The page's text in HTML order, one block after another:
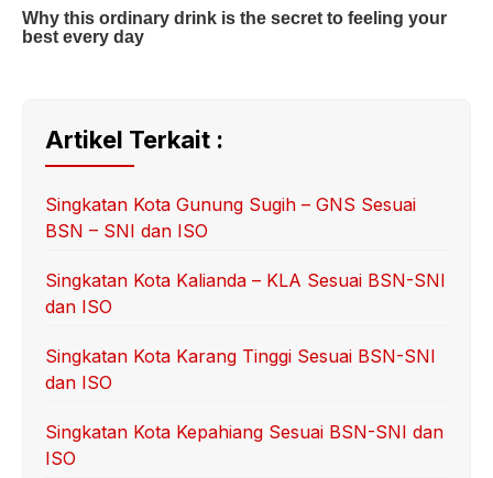
Artikel Terkait :
Singkatan Kota Gunung Sugih – GNS Sesuai
BSN – SNI dan ISO
Singkatan Kota Kalianda – KLA Sesuai BSN-SNI
dan ISO
Singkatan Kota Karang Tinggi Sesuai BSN-SNI
dan ISO
Singkatan Kota Kepahiang Sesuai BSN-SNI dan
ISO